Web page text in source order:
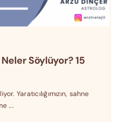
Söylüyor? 15
Yaratıcılığımızın, sahne
...